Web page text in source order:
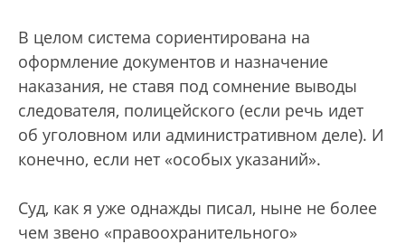
В целом система сориентирована на
оформление документов и назначение
наказания, не ставя под сомнение выводы
следователя, полицейского (если речь идет
об уголовном или административном деле). И
конечно, если нет «особых указаний».
Суд, как я уже однажды писал, ныне не более
чем звено «правоохранительного»